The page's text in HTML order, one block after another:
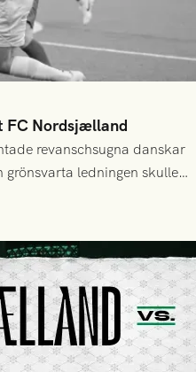
FC Nordsjælland
revanschsugna danskar
grönsvarta ledningen skulle
På lika mark visade
tog slut.